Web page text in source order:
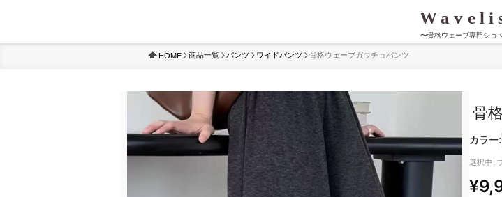
〜骨格ウェーブ専門ショ
HOME 商品一覧 パンツ ワイドパンツ 骨格ウェーブガウチョパンツ
骨
カラー:
選択中: